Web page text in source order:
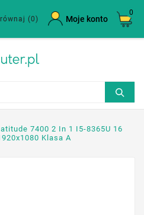
(0) Moje konto
0
7400 2 In 1 I5-8365U 16
Klasa A
×
listę życzeń